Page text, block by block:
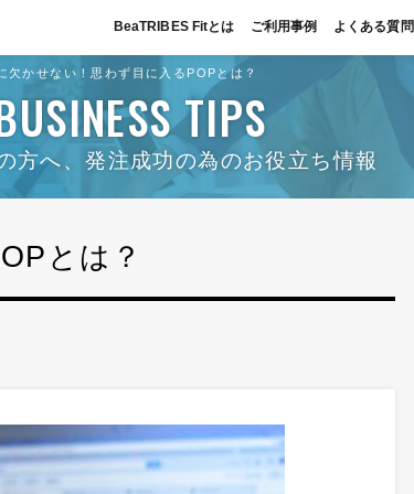
BeaTRIBES Fitとは ご利用事例 よくある質問
欠かせない！思わず目に入るPOPとは？
TIPS
方へ、発注成功の為のお役立ち情報
とは？